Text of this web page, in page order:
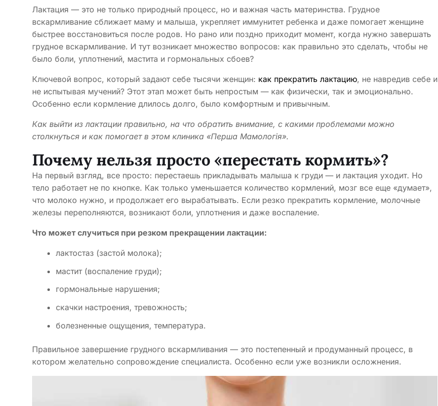
Лактация — это не только природный процесс, но и важная часть материнства. Грудное
вскармливание сближает маму и малыша, укрепляет иммунитет ребенка и даже помогает женщине
быстрее восстановиться после родов. Но рано или поздно приходит момент, когда нужно завершать
грудное вскармливание. И тут возникает множество вопросов: как правильно это сделать, чтобы не
было боли, уплотнений, мастита и гормональных сбоев?
Ключевой вопрос, который задают себе тысячи женщин: как прекратить лактацию, не навредив себе и
не испытывая мучений? Этот этап может быть непростым — как физически, так и эмоционально.
Особенно если кормление длилось долго, было комфортным и привычным.
Как выйти из лактации правильно, на что обратить внимание, с какими проблемами можно
столкнуться и как помогает в этом клиника «Перша Мамологія».
Почему нельзя просто «перестать кормить»?
На первый взгляд, все просто: перестаешь прикладывать малыша к груди — и лактация уходит. Но
тело работает не по кнопке. Как только уменьшается количество кормлений, мозг все еще «думает»,
что молоко нужно, и продолжает его вырабатывать. Если резко прекратить кормление, молочные
железы переполняются, возникают боли, уплотнения и даже воспаление.
Что может случиться при резком прекращении лактации:
лактостаз (застой молока);
мастит (воспаление груди);
гормональные нарушения;
скачки настроения, тревожность;
болезненные ощущения, температура.
Правильное завершение грудного вскармливания — это постепенный и продуманный процесс, в
котором желательно сопровождение специалиста. Особенно если уже возникли осложнения.